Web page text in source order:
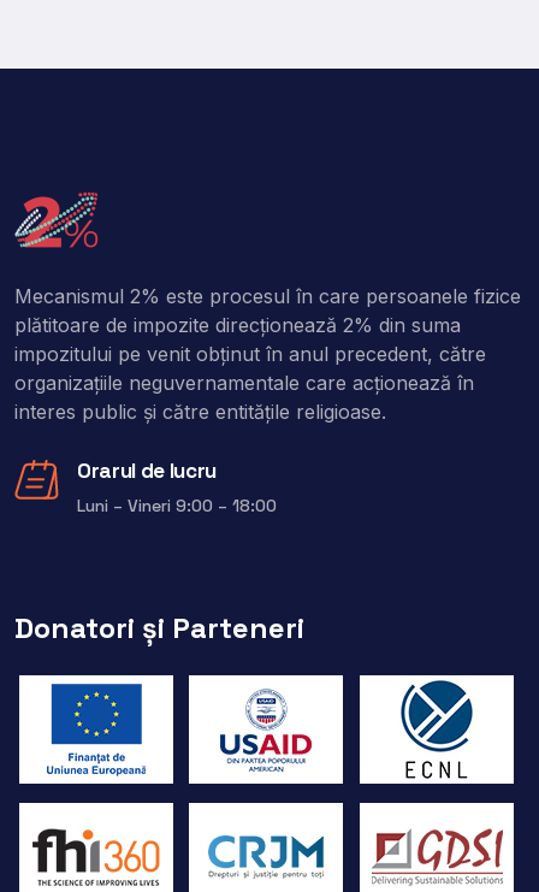
Mecanismul 2% este procesul în care persoanele fizice
plătitoare de impozite direcţionează 2% din suma
impozitului pe venit obţinut în anul precedent, către
organizaţiile neguvernamentale care acţionează în
interes public şi către entitățile religioase.
Orarul de lucru
Luni – Vineri 9:00 – 18:00
Donatori și Parteneri